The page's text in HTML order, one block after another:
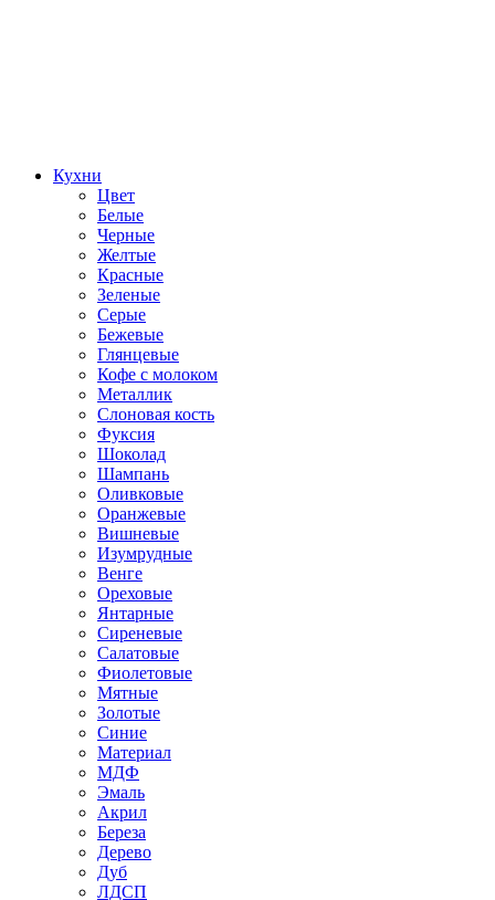
Кухни
Цвет
Белые
Черные
Желтые
Красные
Зеленые
Серые
Бежевые
Глянцевые
Кофе с молоком
Металлик
Слоновая кость
Фуксия
Шоколад
Шампань
Оливковые
Оранжевые
Вишневые
Изумрудные
Венге
Ореховые
Янтарные
Сиреневые
Салатовые
Фиолетовые
Мятные
Золотые
Синие
Материал
МДФ
Эмаль
Акрил
Береза
Дерево
Дуб
ЛДСП